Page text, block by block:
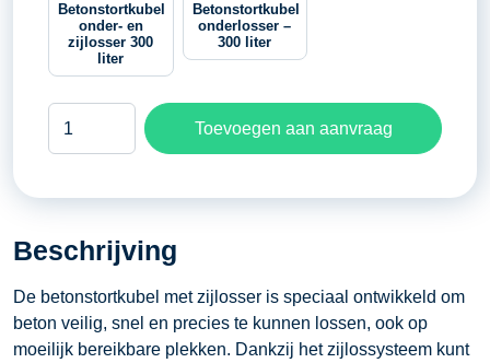
Betonstortkubel
onder- en
zijlosser 300
liter
Betonstortkubel
onderlosser –
300 liter
Betonstortkubel
500
aantal
Toevoegen aan aanvraag
Beschrijving
De betonstortkubel met zijlosser is speciaal ontwikkeld om
beton veilig, snel en precies te kunnen lossen, ook op
moeilijk bereikbare plekken. Dankzij het zijlossysteem kunt